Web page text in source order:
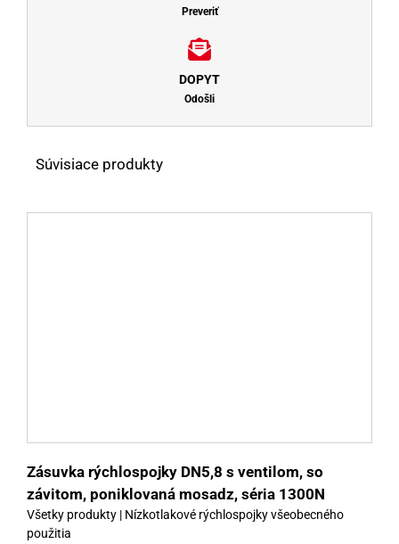
Preveriť
DOPYT
Odošli
Súvisiace produkty
Zásuvka rýchlospojky DN5,8 s ventilom, so
závitom, poniklovaná mosadz, séria 1300N
Všetky produkty | Nízkotlakové rýchlospojky všeobecného
použitia